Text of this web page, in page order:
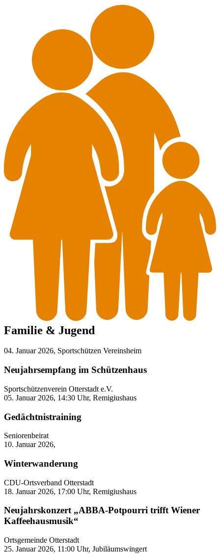
Familie & Jugend
04. Januar 2026, Sportschützen Vereinsheim
Neujahrsempfang im Schützenhaus
Sportschützenverein Otterstadt e.V.
05. Januar 2026, 14:30 Uhr, Remigiushaus
Gedächtnistraining
Seniorenbeirat
10. Januar 2026,
Winterwanderung
CDU-Ortsverband Otterstadt
18. Januar 2026, 17:00 Uhr, Remigiushaus
Neujahrskonzert „ABBA-Potpourri trifft Wiener
Kaffeehausmusik“
Ortsgemeinde Otterstadt
25. Januar 2026, 11:00 Uhr, Jubiläumswingert